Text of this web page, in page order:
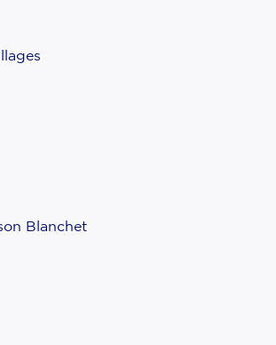
Blanchet